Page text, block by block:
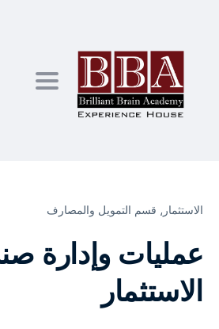
الاستثمار⸲ قسم التمويل والمصارف
عمليات وإدارة
الاستثمار